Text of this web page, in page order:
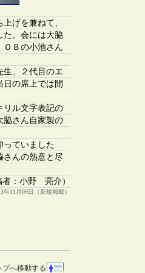
げを兼ねて、
た。会には大脇
ＯＢの小池さん
、２代目のエ
の席上では開
ル文字表記の
脇さん自家製の
ていました
さんの熱意と尽
者：小野 亮介）
年11月09日（新規掲載）
へ移動する